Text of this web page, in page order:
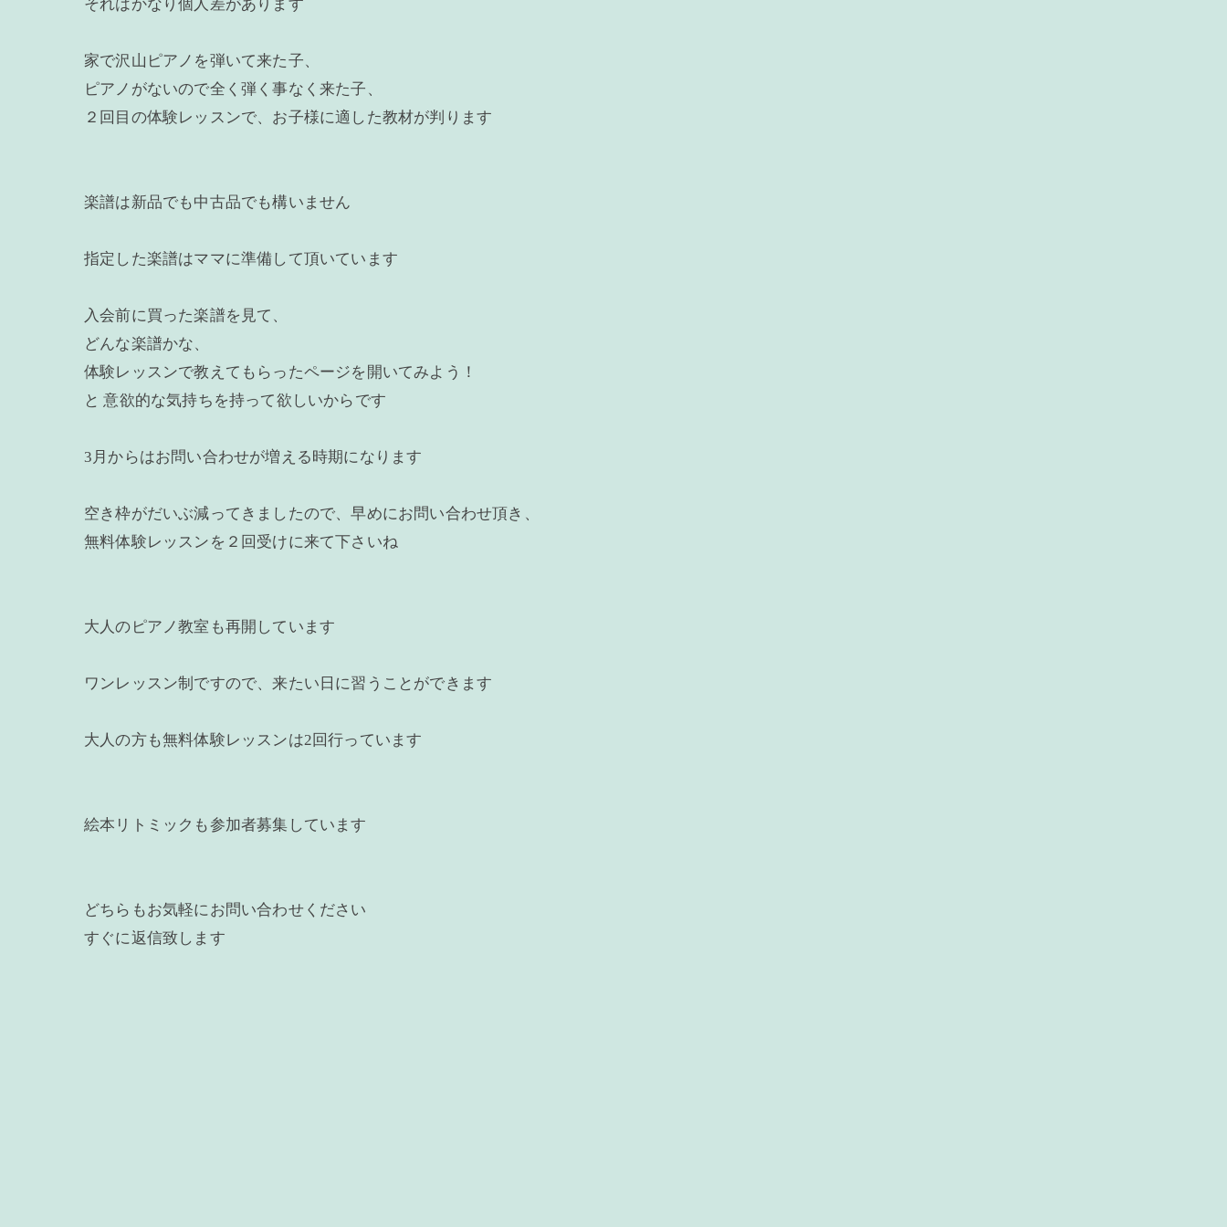
それはかなり個人差があります
家で沢山ピアノを弾いて来た子、
ピアノがないので全く弾く事なく来た子、
２回目の体験レッスンで、お子様に適した教材が判ります
楽譜は新品でも中古品でも構いません
指定した楽譜はママに準備して頂いています
入会前に買った楽譜を見て、
どんな楽譜かな、
体験レッスンで教えてもらったページを開いてみよう！
と 意欲的な気持ちを持って欲しいからです
3月からはお問い合わせが増える時期になります
空き枠がだいぶ減ってきましたので、早めにお問い合わせ頂き、
無料体験レッスンを２回受けに来て下さいね
大人のピアノ教室も再開しています
ワンレッスン制ですので、来たい日に習うことができます
大人の方も無料体験レッスンは2回行っています
絵本リトミックも参加者募集しています
どちらもお気軽にお問い合わせください
すぐに返信致します